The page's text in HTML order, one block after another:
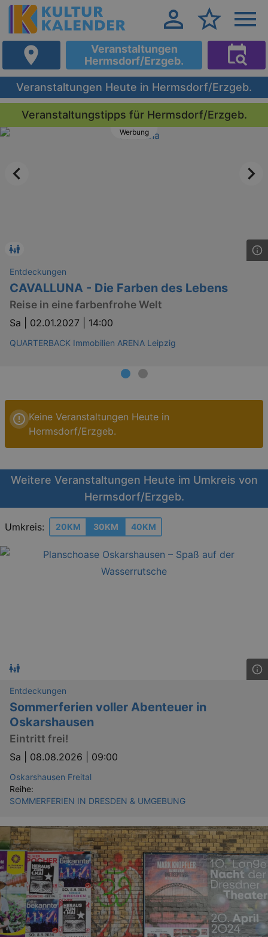
Veranstaltungen
Hermsdorf/Erzgeb.
Veranstaltungen Heute in Hermsdorf/Erzgeb.
Veranstaltungstipps für Hermsdorf/Erzgeb.
Werbung
Entdeckungen
CAVALLUNA - Die Farben des Lebens
Reise in eine farbenfrohe Welt
Sa | 02.01.2027 | 14:00
QUARTERBACK Immobilien ARENA Leipzig
Keine Veranstaltungen Heute in
Hermsdorf/Erzgeb.
Weitere Veranstaltungen Heute im Umkreis von
Hermsdorf/Erzgeb.
Umkreis: 20KM 30KM 40KM
Entdeckungen
Sommerferien voller Abenteuer in
Oskarshausen
Eintritt frei!
Sa | 08.08.2026 | 09:00
Oskarshausen Freital
Reihe:
SOMMERFERIEN IN DRESDEN & UMGEBUNG